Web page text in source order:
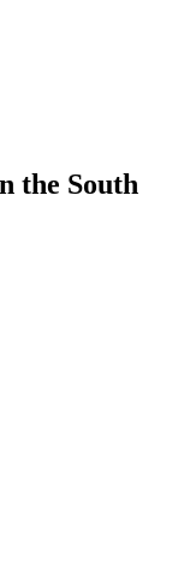
the South